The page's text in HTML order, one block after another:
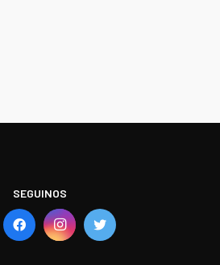
SEGUINOS